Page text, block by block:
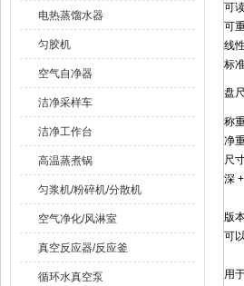
电热蒸馏水器
匀胶机
空气自净器
洁净采样车
洁净工作台
高温蒸煮锅
匀浆机/粉碎机/分散机
空气净化/风淋室
真空反应器/反应釜
循环水真空泵
可
可
线
标
盘
称
净
尺
深
版
可
用